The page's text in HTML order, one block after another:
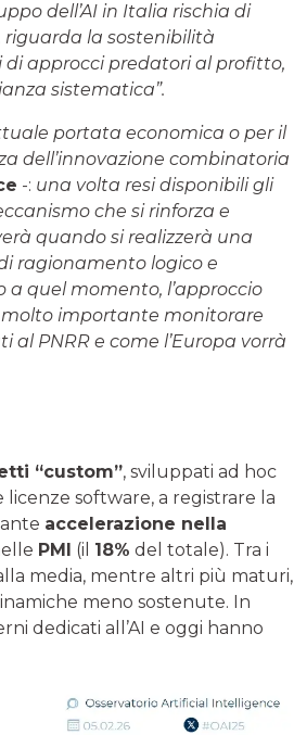
dell’AI in Italia rischia di
riguarda la sostenibilità
approcci predatori al profitto,
sistematica”.
portata economica o per il
dell’innovazione combinatoria
-: una volta resi disponibili gli
che si rinforza e
quando si realizzerà una
ragionamento logico e
a quel momento, l’approccio
molto importante monitorare
PNRR e come l’Europa vorrà
“custom”, sviluppati ad hoc
licenze software, a registrare la
accelerazione nella
PMI (il 18% del totale). Tra i
media, mentre altri più maturi,
meno sostenute. In
dedicati all’AI e oggi hanno